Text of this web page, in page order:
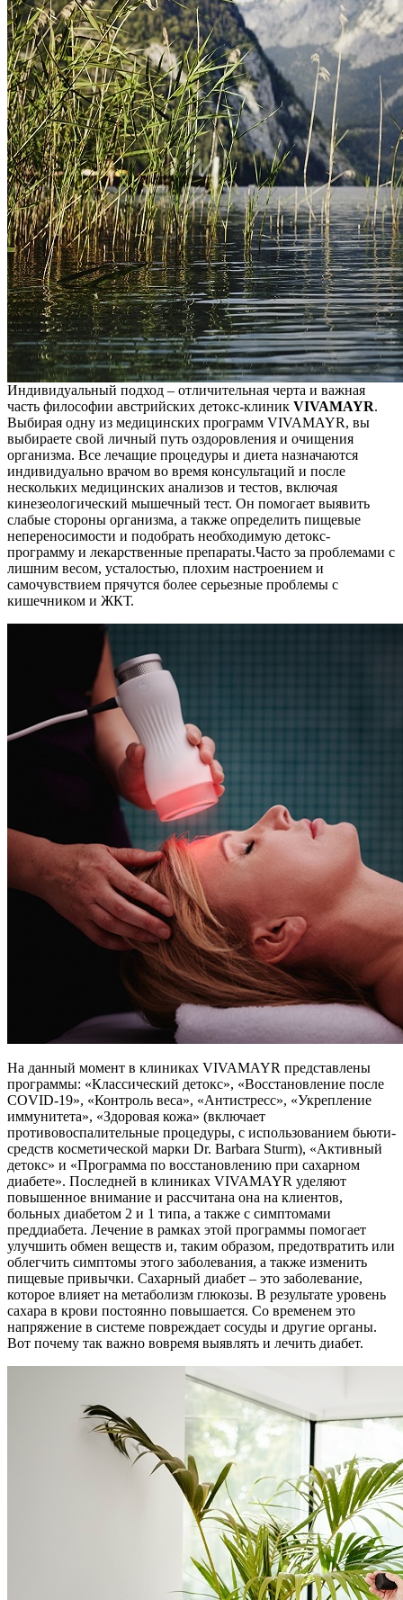
Индивидуальный подход – отличительная черта и важная
часть философии австрийских детокс-клиник VIVAMAYR.
Выбирая одну из медицинских программ VIVAMAYR, вы
выбираете свой личный путь оздоровления и очищения
организма. Все лечащие процедуры и диета назначаются
индивидуально врачом во время консультаций и после
нескольких медицинских анализов и тестов, включая
кинезеологический мышечный тест. Он помогает выявить
слабые стороны организма, а также определить пищевые
непереносимости и подобрать необходимую детокс-
программу и лекарственные препараты.Часто за проблемами с
лишним весом, усталостью, плохим настроением и
самочувствием прячутся более серьезные проблемы с
кишечником и ЖКТ.
На данный момент в клиниках VIVAMAYR представлены
программы: «Классический детокс», «Восстановление после
COVID-19», «Контроль веса», «Антистресс», «Укрепление
иммунитета», «Здоровая кожа» (включает
противовоспалительные процедуры, c использованием бьюти-
средств косметической марки Dr. Barbara Sturm), «Активный
детокс» и «Программа по восстановлению при сахарном
диабете». Последней в клиниках VIVAMAYR уделяют
повышенное внимание и рассчитана она на клиентов,
больных диабетом 2 и 1 типа, а также с симптомами
преддиабета. Лечение в рамках этой программы помогает
улучшить обмен веществ и, таким образом, предотвратить или
облегчить симптомы этого заболевания, а также изменить
пищевые привычки. Сахарный диабет – это заболевание,
которое влияет на метаболизм глюкозы. В результате уровень
сахара в крови постоянно повышается. Со временем это
напряжение в системе повреждает сосуды и другие органы.
Вот почему так важно вовремя выявлять и лечить диабет.